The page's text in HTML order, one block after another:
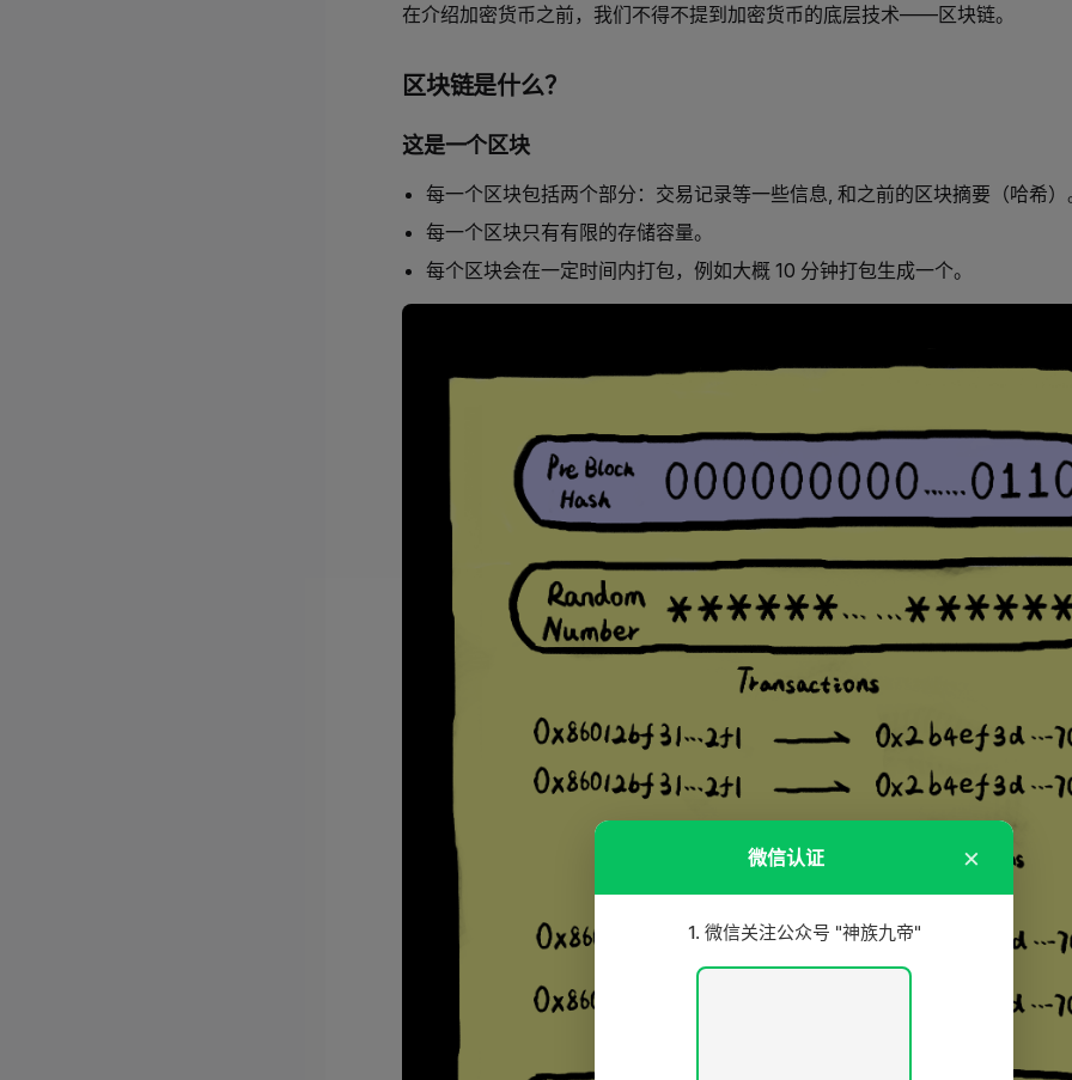
在介绍加密货币之前，我们不得不提到加密货币的底层技术——区块链。
区块链是什么？
这是一个区块
每一个区块包括两个部分：交易记录等一些信息, 和之前的区块摘要（哈希）
每一个区块只有有限的存储容量。
每个区块会在一定时间内打包，例如大概 10 分钟打包生成一个。
微信认证 ×
1. 微信关注公众号 "神族九帝"